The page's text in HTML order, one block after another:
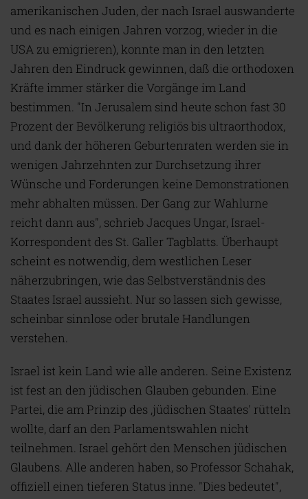
amerikanischen Juden, der nach Israel auswanderte
und es nach einigen Jahren vorzog, wieder in die
USA zu emigrieren), konnte man in den letzten
Jahren den Eindruck gewinnen, daß die orthodoxen
Kräfte immer stärker die Vorgänge im Land
bestimmen. "In Jerusalem sind heute schon fast 30
Prozent der Bevölkerung religiös bis ultraorthodox,
und dank der höheren Geburtenraten werden sie in
wenigen Jahrzehnten zur Durchsetzung ihrer
Wünsche und Forderungen keine Demonstrationen
mehr abhalten müssen. Der Gang zur Wahlurne
reicht dann aus", schrieb Jacques Ungar, Israel-
Korrespondent des St. Galler Tagblatts. Überhaupt
scheint es notwendig, dem westlichen Leser
näherzubringen, wie das Selbstverständnis des
Staates Israel aussieht. Nur so lassen sich gewisse,
scheinbar sinnlose oder brutale Handlungen
verstehen.
Israel ist kein Land wie alle anderen. Seine Existenz
ist fest an den jüdischen Glauben gebunden. Eine
Partei, die am Prinzip des ‚jüdischen Staates' rütteln
wollte, darf an den Parlamentswahlen nicht
teilnehmen. Israel gehört den Menschen jüdischen
Glaubens. Alle anderen haben, so Professor Schahak,
offiziell einen tieferen Status inne. "Dies bedeutet",